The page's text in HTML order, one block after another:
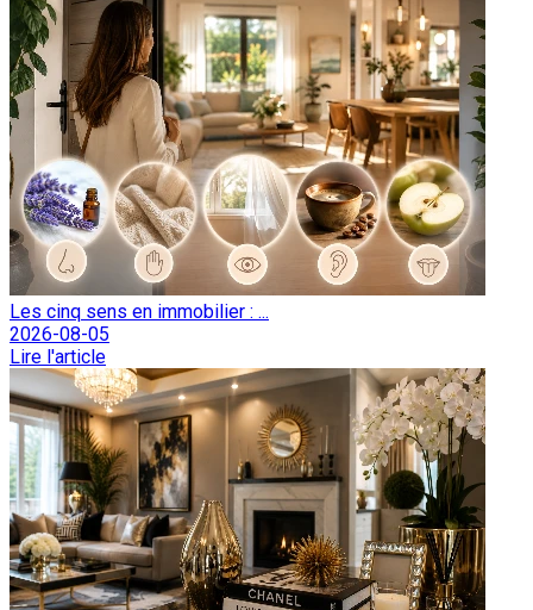
Les cinq sens en immobilier : ...
2026-08-05
Lire l'article